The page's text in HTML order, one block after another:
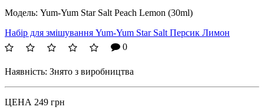
Модель: Yum-Yum Star Salt Peach Lemon (30ml)
Набір для змішування Yum-Yum Star Salt Персик Лимон
0
Наявність: Знято з виробництва
ЦЕНА 249 грн